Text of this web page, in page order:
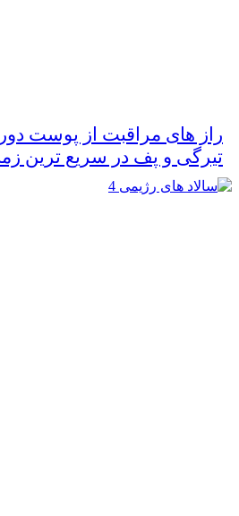
راز های مراقبت از پوست
تیرگی و پف در سریع‌ ترین